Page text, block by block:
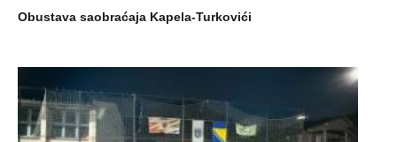
Obustava saobraćaja Kapela-Turkovići